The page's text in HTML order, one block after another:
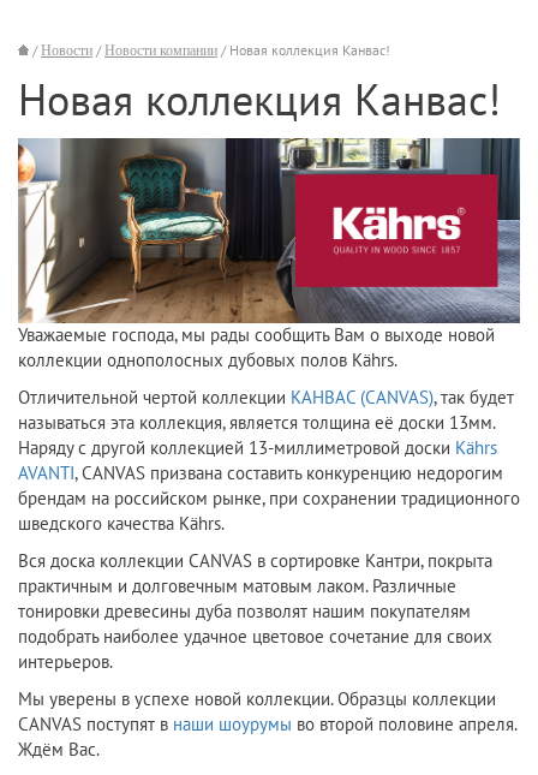
/Новости /Новости компании / Новая коллекция Канвас!
Новая коллекция Канвас!
Уважаемые господа, мы рады сообщить Вам о выходе новой
коллекции однополосных дубовых полов Kährs.
Отличительной чертой коллекции КАНВАС (CANVAS), так будет
называться эта коллекция, является толщина её доски 13мм.
Наряду с другой коллекцией 13-миллиметровой доски Kährs
AVANTI, CANVAS призвана составить конкуренцию недорогим
брендам на российском рынке, при сохранении традиционного
шведского качества Kährs.
Вся доска коллекции CANVAS в сортировке Кантри, покрыта
практичным и долговечным матовым лаком. Различные
тонировки древесины дуба позволят нашим покупателям
подобрать наиболее удачное цветовое сочетание для своих
интерьеров.
Мы уверены в успехе новой коллекции. Образцы коллекции
CANVAS поступят в наши шоурумы во второй половине апреля.
Ждём Вас.